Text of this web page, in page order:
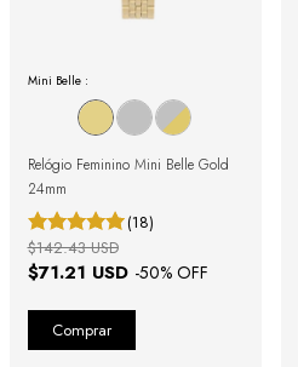
Mini Belle :
Relógio Feminino Mini Belle Gold
24mm
(18)
$71.21 USD -50% OFF
$142.43 USD